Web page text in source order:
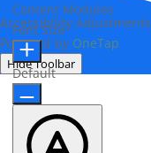
Accessibility Adjustments
Powered by OneTap
Hide Toolbar
Content Modules
Font Size
Default